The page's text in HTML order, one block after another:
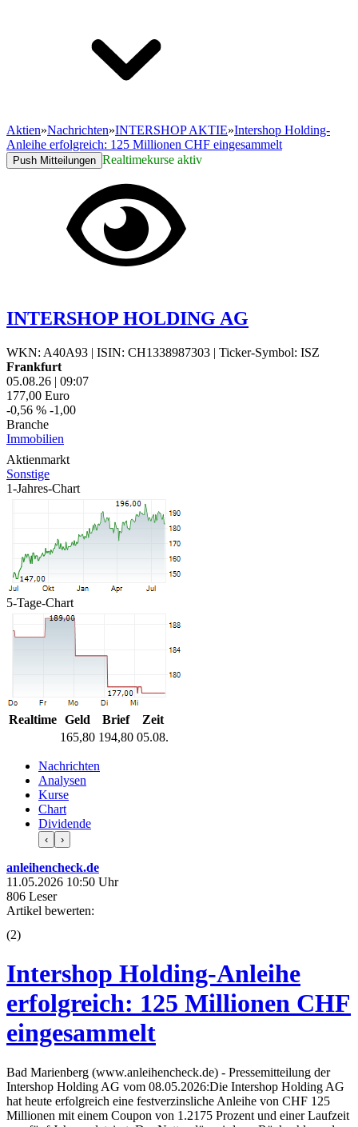
Aktien»Nachrichten»INTERSHOP AKTIE»Intershop Holding-
Anleihe erfolgreich: 125 Millionen CHF eingesammelt
Push Mitteilungen Realtimekurse aktiv
INTERSHOP HOLDING AG
WKN: A40A93 | ISIN: CH1338987303 | Ticker-Symbol: ISZ
Frankfurt
05.08.26 | 09:07
177,00 Euro
-0,56 % -1,00
Branche
Immobilien
Aktienmarkt
Sonstige
1-Jahres-Chart
5-Tage-Chart
Realtime Geld Brief
Zeit
165,80 194,80 05.08.
Nachrichten
Analysen
Kurse
Chart
Dividende
‹ ›
anleihencheck.de
11.05.2026 10:50 Uhr
806 Leser
Artikel bewerten:
(2)
Intershop Holding-Anleihe
erfolgreich: 125 Millionen CHF
eingesammelt
Bad Marienberg (www.anleihencheck.de) - Pressemitteilung der
Intershop Holding AG vom 08.05.2026:Die Intershop Holding AG
hat heute erfolgreich eine festverzinsliche Anleihe von CHF 125
Millionen mit einem Coupon von 1.2175 Prozent und einer Laufzeit